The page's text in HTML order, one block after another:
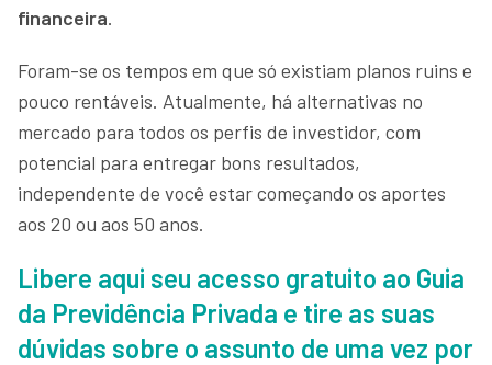
financeira.
Foram-se os tempos em que só existiam planos ruins e
pouco rentáveis. Atualmente, há alternativas no
mercado para todos os perfis de investidor, com
potencial para entregar bons resultados,
independente de você estar começando os aportes
aos 20 ou aos 50 anos.
Libere aqui seu acesso gratuito ao Guia
da Previdência Privada e tire as suas
dúvidas sobre o assunto de uma vez por